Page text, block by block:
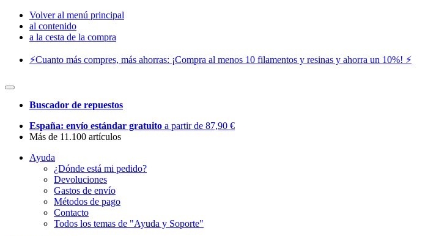
Volver al menú principal
al contenido
a la cesta de la compra
⚡️Cuanto más compres, más ahorras: ¡Compra al menos 10 filamentos y resinas y ahorra un 10%! ⚡️
Buscador de repuestos
España: envío estándar gratuito a partir de 87,90 €
Más de 11.100 artículos
Ayuda
¿Dónde está mi pedido?
Devoluciones
Gastos de envío
Métodos de pago
Contacto
Todos los temas de "Ayuda y Soporte"